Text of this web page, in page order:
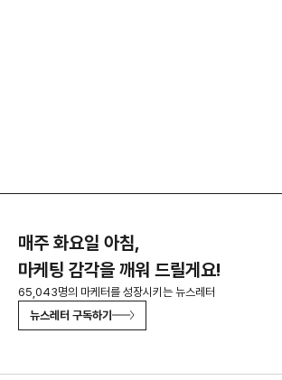
매주 화요일 아침,
마케팅 감각을 깨워 드릴게요!
65,043명의 마케터를 성장시키는 뉴스레터
뉴스레터 구독하기